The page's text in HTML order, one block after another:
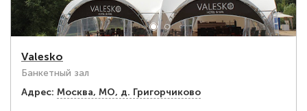
Valesko
Банкетный зал
Адрес: Москва, МО, д. Григорчиково